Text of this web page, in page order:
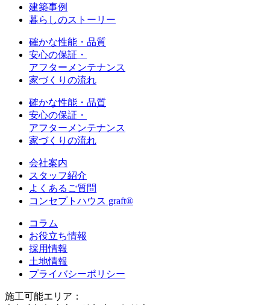
建築事例
暮らしのストーリー
確かな性能・品質
安心の保証・
アフターメンテナンス
家づくりの流れ
確かな性能・品質
安心の保証・
アフターメンテナンス
家づくりの流れ
会社案内
スタッフ紹介
よくあるご質問
コンセプトハウス graft®
コラム
お役立ち情報
採用情報
土地情報
プライバシーポリシー
施工可能エリア：